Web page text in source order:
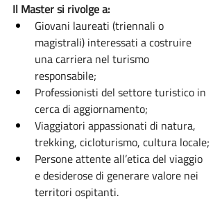
Il Master si rivolge a:
Giovani laureati (triennali o
magistrali) interessati a costruire
una carriera nel turismo
responsabile;
Professionisti del settore turistico in
cerca di aggiornamento;
Viaggiatori appassionati di natura,
trekking, cicloturismo, cultura locale;
Persone attente all’etica del viaggio
e desiderose di generare valore nei
territori ospitanti.